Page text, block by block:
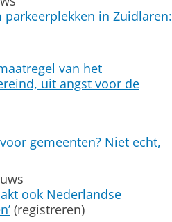
parkeerplekken in Zuidlaren:
van het
uit angst voor de
gemeenten? Niet echt,
ook Nederlandse
(registreren)